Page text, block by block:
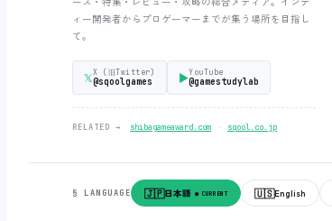
ィー開発者からプロゲーマーまでが集う場所を目指し
て。
𝕏X (旧Twitter)
@sqoolgames ▶YouTube
@gamestudylab
RELATED → shibagameaward.com ‧ sqool.co.jp
§ LANGUAGE 🇯🇵日本語 ● CURRENT 🇺🇸English